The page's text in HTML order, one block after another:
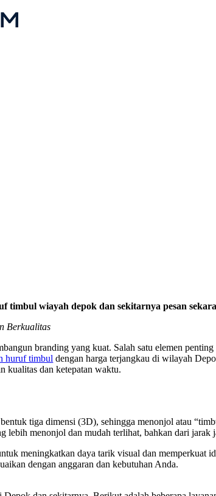
wiayah depok dan sekitarnya pesan
Berkualitas
branding yang kuat. Salah satu elemen
huruf timbul dengan harga terjangkau di wilayah
kualitas dan ketepatan waktu.
tiga dimensi (3D), sehingga menonjol atau
lebih menonjol dan mudah terlihat, bahkan dari jarak
meningkatkan daya tarik visual dan memperkuat
dengan anggaran dan kebutuhan Anda.